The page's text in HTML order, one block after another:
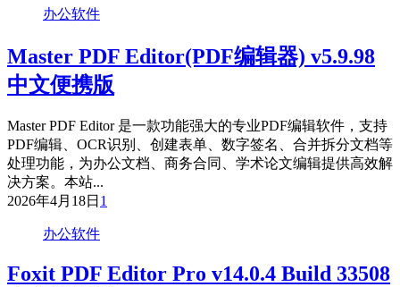
办公软件
Master PDF Editor(PDF编辑器) v5.9.98
中文便携版
Master PDF Editor 是一款功能强大的专业PDF编辑软件，支持
PDF编辑、OCR识别、创建表单、数字签名、合并拆分文档等
处理功能，为办公文档、商务合同、学术论文编辑提供高效解
决方案。本站...
2026年4月18日 1
办公软件
Foxit PDF Editor Pro v14.0.4 Build 33508